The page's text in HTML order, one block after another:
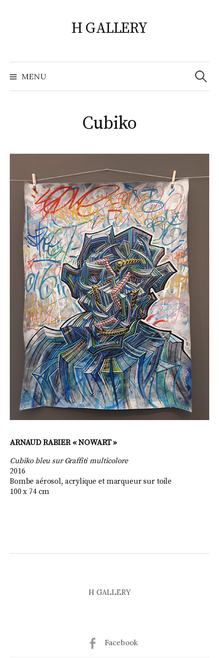
H GALLERY
MENU
Search
for:
Cubiko
ARNAUD RABIER « NOWART »
Cubiko bleu sur Graffiti multicolore
2016
Bombe aérosol, acrylique et marqueur sur toile
100 x 74 cm
H GALLERY
Facebook